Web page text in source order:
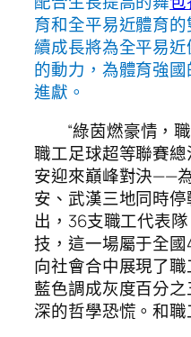
育和全平易近體育
續成長將為全平易
的動力，為體育強
進獻。
“綠茵燃豪情，
職工足球超等聯賽總
安迎來巔峰對決——
安、武漢三地同時
出，36支職工代表
技，這一場屬于全國
向社會合中展現了
藍色調成灰度百分
深的哲學恐慌。和